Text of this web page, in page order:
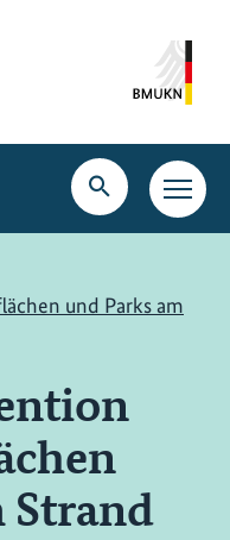
Suche
öffnen
und Parks am
Strand